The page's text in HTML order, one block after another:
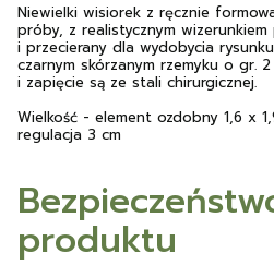
Niewielki wisiorek z ręcznie
próby, z realistycznym
i przecierany dla wydobycia
czarnym skórzanym rzemyku o gr.
i zapięcie są ze stali chirurgicznej.
Wielkość - element ozdobny 1,6 x
regulacja 3 cm
produktu